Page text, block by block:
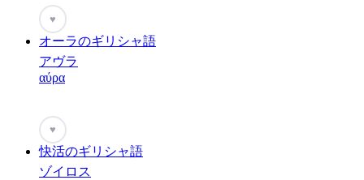
♥
オーラのギリシャ語
アヴラ
αύρα
♥
快活のギリシャ語
ゾイロス